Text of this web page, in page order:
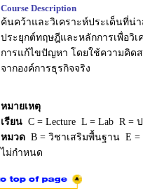
Course Description
ค้นคว้าและวิเคราะห์ประเด็นที่น่
ประยุกต์ทฤษฎีและหลักการเพื่อวิ
การแก้ไขปัญหา โดยใช้ความคิด
จากองค์การธุรกิจจริง
หมายเหตุ
เรียน C = Lecture L = Lab R =
หมวด B = วิชาเสริมพื้นฐาน E
ไม่กำหนด